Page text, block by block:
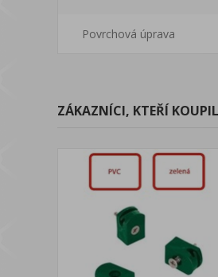
Povrchová úprava
ZÁKAZNÍCI, KTEŘÍ